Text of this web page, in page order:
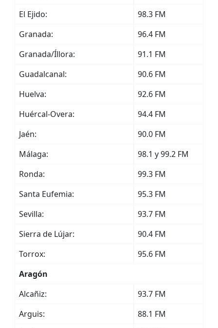
El Ejido:
98.3 FM
Granada:
96.4 FM
Granada/Íllora:
91.1 FM
Guadalcanal:
90.6 FM
Huelva:
92.6 FM
Huércal-Overa:
94.4 FM
Jaén:
90.0 FM
Málaga:
98.1 y 99.2 FM
Ronda:
99.3 FM
Santa Eufemia:
95.3 FM
Sevilla:
93.7 FM
Sierra de Lújar:
90.4 FM
Torrox:
95.6 FM
Aragón
Alcañiz:
93.7 FM
Arguis:
88.1 FM